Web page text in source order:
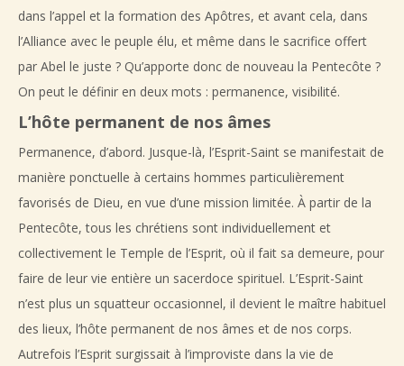
dans l’appel et la formation des Apôtres, et avant cela, dans
l’Alliance avec le peuple élu, et même dans le sacrifice offert
par Abel le juste ? Qu’apporte donc de nouveau la Pentecôte ?
On peut le définir en deux mots : permanence, visibilité.
L’hôte permanent de nos âmes
Permanence, d’abord. Jusque-là, l’Esprit-Saint se manifestait de
manière ponctuelle à certains hommes particulièrement
favorisés de Dieu, en vue d’une mission limitée. À partir de la
Pentecôte, tous les chrétiens sont individuellement et
collectivement le Temple de l’Esprit, où il fait sa demeure, pour
faire de leur vie entière un sacerdoce spirituel. L’Esprit-Saint
n’est plus un squatteur occasionnel, il devient le maître habituel
des lieux, l’hôte permanent de nos âmes et de nos corps.
Autrefois l’Esprit surgissait à l’improviste dans la vie de